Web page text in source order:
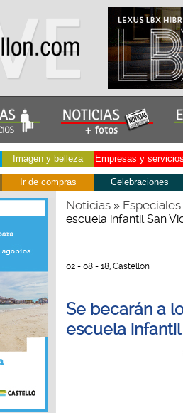
Imagen y belleza Empresas y servicios
Ir de compras Celebraciones
Noticias» Especiales
escuela infantil San
02 - 08 - 18, Castellón
Se becarán a
escuela